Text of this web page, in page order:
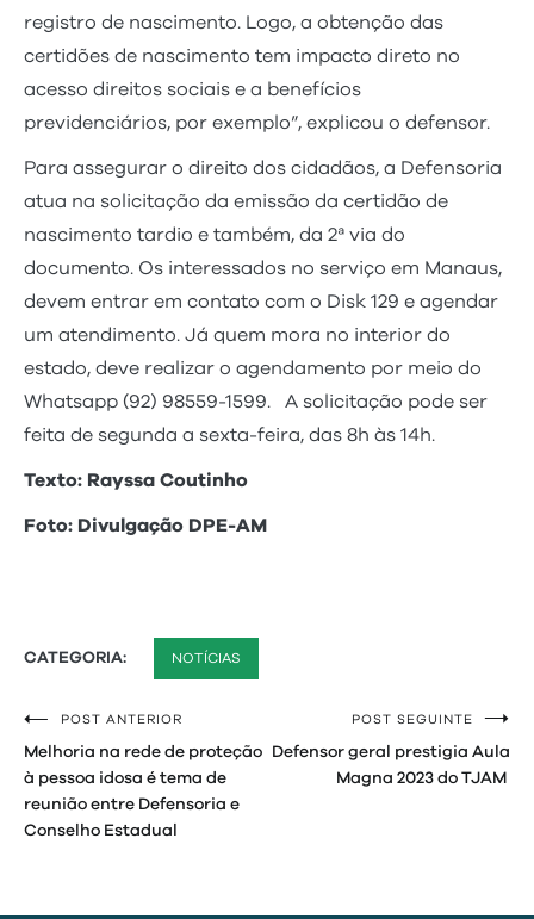
registro de nascimento. Logo, a obtenção das
certidões de nascimento tem impacto direto no
acesso direitos sociais e a benefícios
previdenciários, por exemplo”, explicou o defensor.
Para assegurar o direito dos cidadãos, a Defensoria
atua na solicitação da emissão da certidão de
nascimento tardio e também, da 2ª via do
documento. Os interessados no serviço em Manaus,
devem entrar em contato com o Disk 129 e agendar
um atendimento. Já quem mora no interior do
estado, deve realizar o agendamento por meio do
Whatsapp (92) 98559-1599. A solicitação pode ser
feita de segunda a sexta-feira, das 8h às 14h.
Texto: Rayssa Coutinho
Foto: Divulgação DPE-AM
CATEGORIA: NOTÍCIAS
Navegação
de
Post
POST ANTERIOR
Melhoria na rede de proteção
à pessoa idosa é tema de
reunião entre Defensoria e
Conselho Estadual
POST SEGUINTE
Defensor geral prestigia Aula
Magna 2023 do TJAM